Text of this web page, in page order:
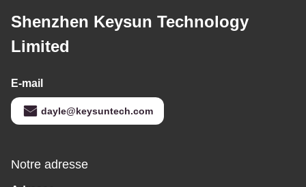
Shenzhen Keysun Technology
Limited
E-mail
dayle@keysuntech.com
Notre adresse